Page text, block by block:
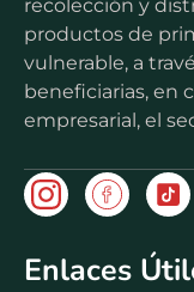
recolección y
productos de
vulnerable, a
beneficiarias, en
empresarial, el
Enlaces